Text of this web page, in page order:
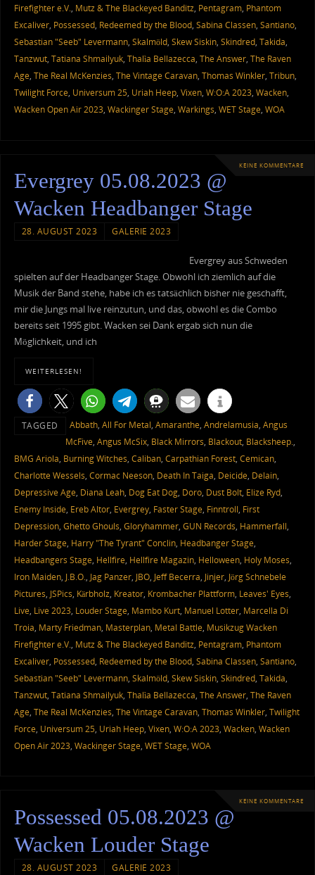
Firefighter e.V., Mutz & The Blackeyed Banditz, Pentagram, Phantom
Excaliver, Possessed, Redeemed by the Blood, Sabina Classen, Santiano,
Sebastian "Seeb" Levermann, Skalmöld, Skew Siskin, Skindred, Takida,
Tanzwut, Tatiana Shmailyuk, Thalìa Bellazecca, The Answer, The Raven
Age, The Real McKenzies, The Vintage Caravan, Thomas Winkler, Tribun,
Twilight Force, Universum 25, Uriah Heep, Vixen, W:O:A 2023, Wacken,
Wacken Open Air 2023, Wackinger Stage, Warkings, WET Stage, WOA
KEINE KOMMENTARE
Evergrey 05.08.2023 @
Wacken Headbanger Stage
28. AUGUST 2023 GALERIE 2023
Evergrey aus Schweden
spielten auf der Headbanger Stage. Obwohl ich ziemlich auf die
Musik der Band stehe, habe ich es tatsächlich bisher nie geschafft,
mir die Jungs mal live reinzutun, und das, obwohl es die Combo
bereits seit 1995 gibt. Wacken sei Dank ergab sich nun die
Möglichkeit, und ich
WEITERLESEN!
TAGGED Abbath, All For Metal, Amaranthe, Andrelamusia, Angus
McFive, Angus McSix, Black Mirrors, Blackout, Blacksheep.,
BMG Ariola, Burning Witches, Caliban, Carpathian Forest, Cemican,
Charlotte Wessels, Cormac Neeson, Death In Taiga, Deicide, Delain,
Depressive Age, Diana Leah, Dog Eat Dog, Doro, Dust Bolt, Elize Ryd,
Enemy Inside, Ereb Altor, Evergrey, Faster Stage, Finntroll, First
Depression, Ghetto Ghouls, Gloryhammer, GUN Records, Hammerfall,
Harder Stage, Harry "The Tyrant" Conclin, Headbanger Stage,
Headbangers Stage, Hellfire, Hellfire Magazin, Helloween, Holy Moses,
Iron Maiden, J.B.O., Jag Panzer, JBO, Jeff Becerra, Jinjer, Jörg Schnebele
Pictures, JSPics, Kärbholz, Kreator, Krombacher Plattform, Leaves' Eyes,
Live, Live 2023, Louder Stage, Mambo Kurt, Manuel Lotter, Marcella Di
Troia, Marty Friedman, Masterplan, Metal Battle, Musikzug Wacken
Firefighter e.V., Mutz & The Blackeyed Banditz, Pentagram, Phantom
Excaliver, Possessed, Redeemed by the Blood, Sabina Classen, Santiano,
Sebastian "Seeb" Levermann, Skalmöld, Skew Siskin, Skindred, Takida,
Tanzwut, Tatiana Shmailyuk, Thalìa Bellazecca, The Answer, The Raven
Age, The Real McKenzies, The Vintage Caravan, Thomas Winkler, Twilight
Force, Universum 25, Uriah Heep, Vixen, W:O:A 2023, Wacken, Wacken
Open Air 2023, Wackinger Stage, WET Stage, WOA
KEINE KOMMENTARE
Possessed 05.08.2023 @
Wacken Louder Stage
28. AUGUST 2023 GALERIE 2023